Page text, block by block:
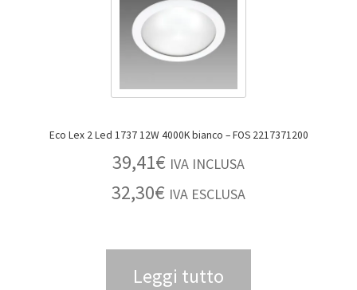
Eco Lex 2 Led 1737 12W 4000K bianco – FOS 2217371200
39,41€ IVA INCLUSA
32,30€ IVA ESCLUSA
Leggi tutto